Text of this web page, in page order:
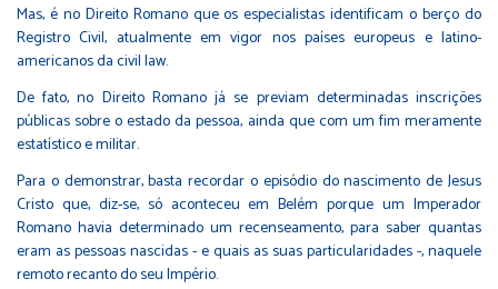
Mas, é no Direito Romano que os especialistas identificam o berço do
Registro Civil, atualmente em vigor nos países europeus e latino-
americanos da civil law.
De fato, no Direito Romano já se previam determinadas inscrições
públicas sobre o estado da pessoa, ainda que com um fim meramente
estatístico e militar.
Para o demonstrar, basta recordar o episódio do nascimento de Jesus
Cristo que, diz-se, só aconteceu em Belém porque um Imperador
Romano havia determinado um recenseamento, para saber quantas
eram as pessoas nascidas - e quais as suas particularidades -, naquele
remoto recanto do seu Império.